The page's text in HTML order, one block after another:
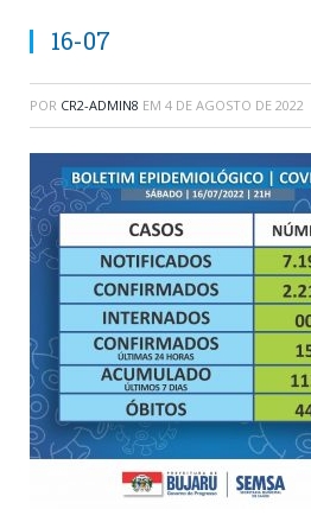
16-07
POR CR2-ADMIN8 EM 4 DE AGOSTO DE 2022